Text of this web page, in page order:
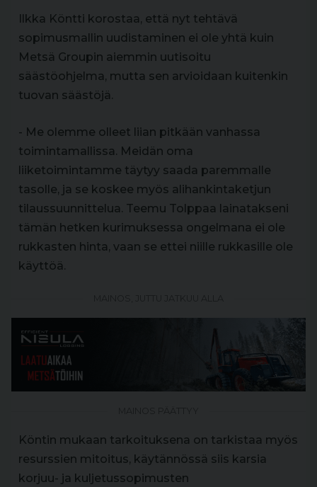
Ilkka Köntti korostaa, että nyt tehtävä
sopimusmallin uudistaminen ei ole yhtä kuin
Metsä Groupin aiemmin uutisoitu
säästöohjelma, mutta sen arvioidaan kuitenkin
tuovan säästöjä.
- Me olemme olleet liian pitkään vanhassa
toimintamallissa. Meidän oma
liiketoimintamme täytyy saada paremmalle
tasolle, ja se koskee myös alihankintaketjun
tilaussuunnittelua. Teemu Tolppaa lainatakseni
tämän hetken kurimuksessa ongelmana ei ole
rukkasten hinta, vaan se ettei niille rukkasille ole
käyttöä.
Köntin mukaan tarkoituksena on tarkistaa myös
resurssien mitoitus, käytännössä siis karsia
korjuu- ja kuljetussopimusten